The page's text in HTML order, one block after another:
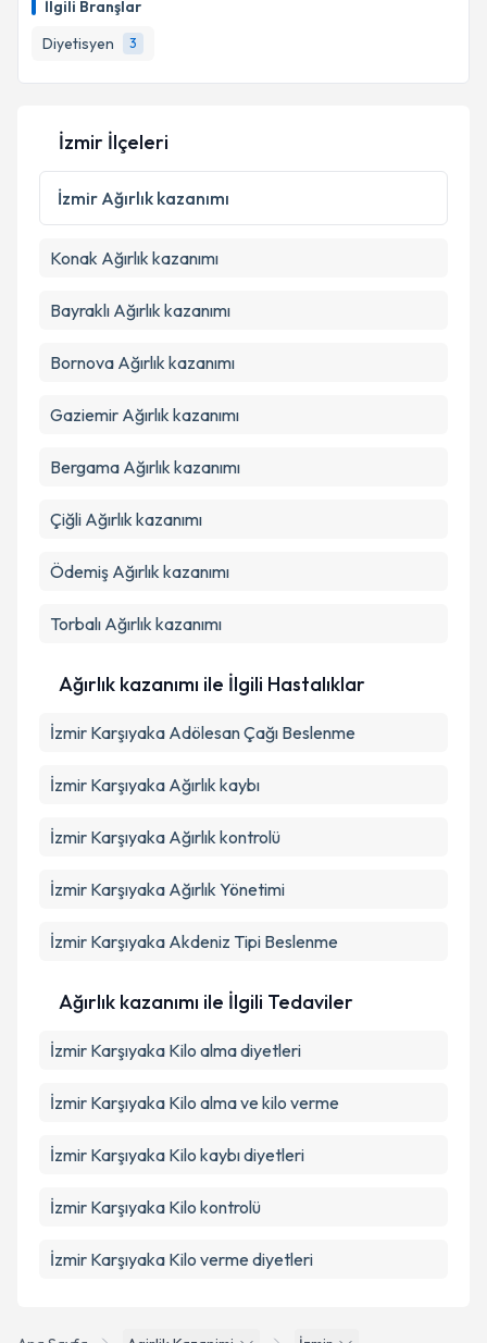
İlgili Branşlar
Diyetisyen
3
takvim hazırlandığında e-posta ile bilgilendireceğiz.
E-posta Adresiniz
Kişisel verilerimin işlenmesine ilişkinAydınlatma
Metni 'ni okudum ve kişisel verilerimin belirtilen
kapsamda işlenmesini kabul ediyorum.
İzmir İlçeleri
İzmir Ağırlık kazanımı
Konak Ağırlık kazanımı
Bayraklı Ağırlık kazanımı
Bornova Ağırlık kazanımı
Gaziemir Ağırlık kazanımı
Bergama Ağırlık kazanımı
Çiğli Ağırlık kazanımı
Ödemiş Ağırlık kazanımı
Torbalı Ağırlık kazanımı
Ağırlık kazanımı ile İlgili Hastalıklar
İzmir Karşıyaka Adölesan Çağı Beslenme
İzmir Karşıyaka Ağırlık kaybı
İzmir Karşıyaka Ağırlık kontrolü
İzmir Karşıyaka Ağırlık Yönetimi
İzmir Karşıyaka Akdeniz Tipi Beslenme
Ağırlık kazanımı ile İlgili Tedaviler
İzmir Karşıyaka Kilo alma diyetleri
İzmir Karşıyaka Kilo alma ve kilo verme
İzmir Karşıyaka Kilo kaybı diyetleri
İzmir Karşıyaka Kilo kontrolü
İzmir Karşıyaka Kilo verme diyetleri